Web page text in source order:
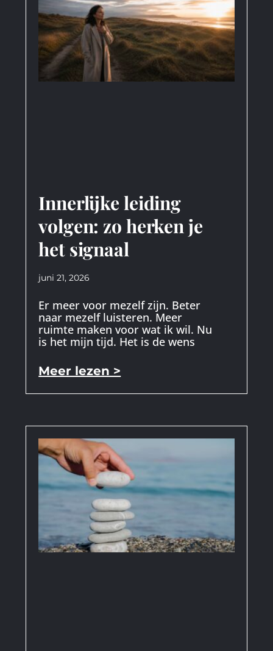
Innerlijke leiding
volgen: zo herken je
het signaal
juni 21, 2026
Er meer voor mezelf zijn. Beter
naar mezelf luisteren. Meer
ruimte maken voor wat ik wil. Nu
is het mijn tijd. Het is de wens
Meer lezen >